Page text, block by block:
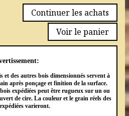
Continuer les achats
Voir le panier
et des autres bois dimensionnés servent à
après ponçage et finition de la surface.
expédiées peut être rugueux sur un ou
de cire. La couleur et le grain réels des
varieront.